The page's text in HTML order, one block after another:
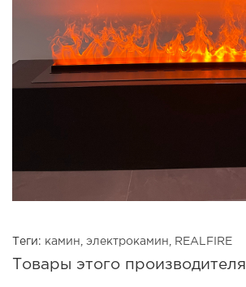
Теги: камин электрокамин REALFIRE
Товары этого производителя